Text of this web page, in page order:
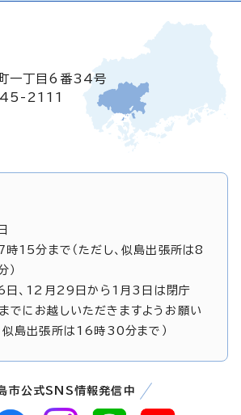
一丁目6番34号
2111
15分まで（ただし、似島出張所は8
6日、12月29日から1月3日は閉庁
でにお越しいただきますようお願い
、似島出張所は16時30分まで）
市公式SNS情報発信中